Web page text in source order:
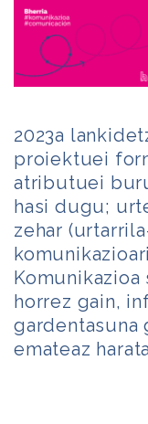
2023a
proiektuei
atributuei
hasi dugu;
zehar
horrez gain,
gardentasuna
emateaz